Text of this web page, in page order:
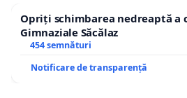
Opriți schimbarea nedreaptă a
Gimnaziale Săcălaz
454 semnături
Notificare de transparență